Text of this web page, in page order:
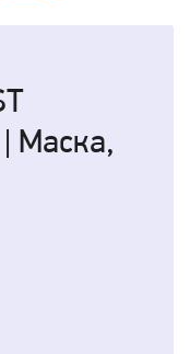
| Маска,